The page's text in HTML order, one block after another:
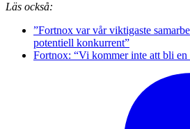
Läs också:
”Fortnox var vår viktigaste
potentiell konkurrent”
Fortnox: “Vi kommer inte att bli en